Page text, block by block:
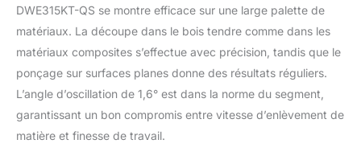
vendu avec un
adaptateur universel,
spatule 52mm rigide
pour racler, une lame
Ø95mm pour déjointe,
3mm de largeur, une
DWE315KT-QS se montre efficace sur une large palette de
matériaux. La découpe dans le bois tendre comme dans les
matériaux composites s’effectue avec précision, tandis que le
ponçage sur surfaces planes donne des résultats réguliers.
L’angle d’oscillation de 1,6° est dans la norme du segment,
garantissant un bon compromis entre vitesse d’enlèvement de
matière et finesse de travail.